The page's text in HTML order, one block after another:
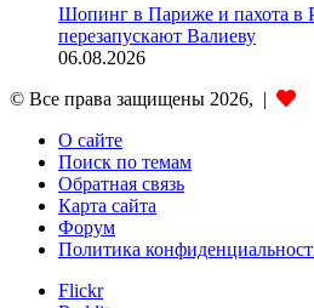
Шопинг в Париже и пахота в
перезапускают Валиеву
06.08.2026
© Все права защищены 2026, |
О сайте
Поиск по темам
Обратная связь
Карта сайта
Форум
Политика
Flickr